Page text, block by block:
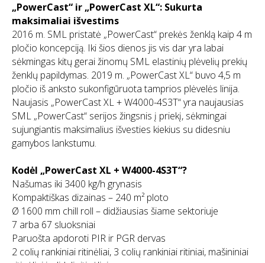
„PowerCast“ ir „PowerCast XL“: Sukurta
maksimaliai išvestims
2016 m. SML pristatė „PowerCast“ prekės ženklą kaip 4 m
pločio koncepciją. Iki šios dienos jis vis dar yra labai
sėkmingas kitų gerai žinomų SML elastinių plėvelių prekių
ženklų papildymas. 2019 m. „PowerCast XL“ buvo 4,5 m
pločio iš anksto sukonfigūruota tamprios plėvelės linija.
Naujasis „PowerCast XL + W4000-4S3T“ yra naujausias
SML „PowerCast“ serijos žingsnis į priekį, sėkmingai
sujungiantis maksimalius išvesties kiekius su didesniu
gamybos lankstumu.
Kodėl „PowerCast XL + W4000-4S3T“?
Našumas iki 3400 kg/h grynasis
Kompaktiškas dizainas – 240 m² ploto
Ø 1600 mm chill roll – didžiausias šiame sektoriuje
7 arba 67 sluoksniai
Paruošta apdoroti PIR ir PGR dervas
2 colių rankiniai ritinėliai, 3 colių rankiniai ritiniai, mašininiai